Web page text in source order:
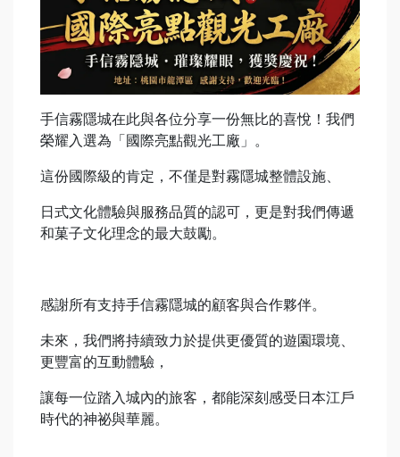
手信霧隱城在此與各位分享一份無比的喜悅！我們
榮耀入選為「國際亮點觀光工廠」。
這份國際級的肯定，不僅是對霧隱城整體設施、
日式文化體驗與服務品質的認可，更是對我們傳遞
和菓子文化理念的最大鼓勵。
感謝所有支持手信霧隱城的顧客與合作夥伴。
未來，我們將持續致力於提供更優質的遊園環境、
更豐富的互動體驗，
讓每一位踏入城內的旅客，都能深刻感受日本江戶
時代的神祕與華麗。